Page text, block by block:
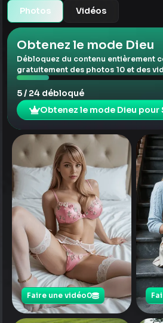
Photos Vidéos
Obtenez le mode Dieu
Débloquez du contenu entièrement
gratuitement des photos 10 et des
5 / 24 débloqué
Obtenez le mode Dieu pour
Faire une vidéo0